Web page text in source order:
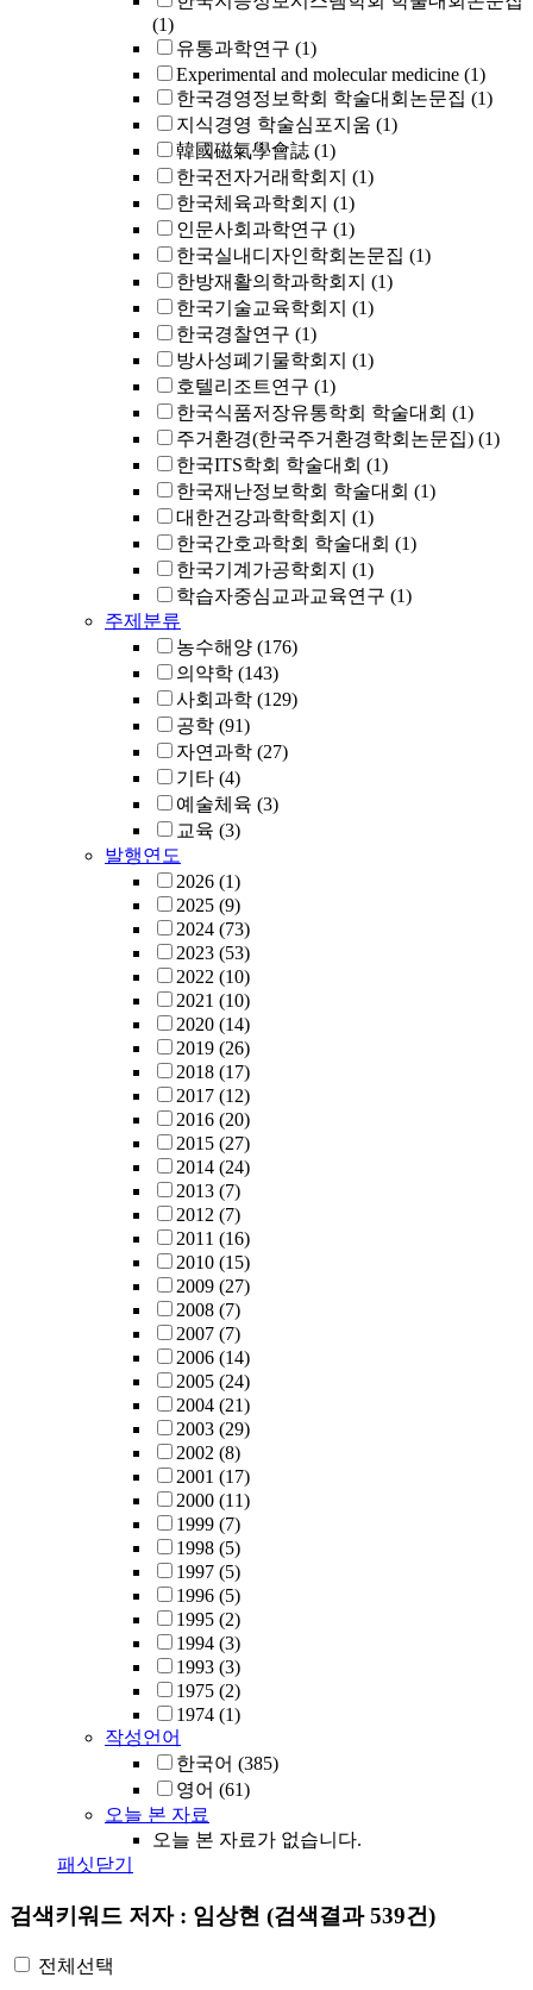
(1)
유통과학연구 (1)
Experimental and molecular medicine (1)
한국경영정보학회 학술대회논문집 (1)
지식경영 학술심포지움 (1)
韓國磁氣學會誌 (1)
한국전자거래학회지 (1)
한국체육과학회지 (1)
인문사회과학연구 (1)
한국실내디자인학회논문집 (1)
한방재활의학과학회지 (1)
한국기술교육학회지 (1)
한국경찰연구 (1)
방사성폐기물학회지 (1)
호텔리조트연구 (1)
한국식품저장유통학회 학술대회 (1)
주거환경(한국주거환경학회논문집) (1)
한국ITS학회 학술대회 (1)
한국재난정보학회 학술대회 (1)
대한건강과학학회지 (1)
한국간호과학회 학술대회 (1)
한국기계가공학회지 (1)
학습자중심교과교육연구 (1)
주제분류
농수해양 (176)
의약학 (143)
사회과학 (129)
공학 (91)
자연과학 (27)
기타 (4)
예술체육 (3)
교육 (3)
발행연도
2026 (1)
2025 (9)
2024 (73)
2023 (53)
2022 (10)
2021 (10)
2020 (14)
2019 (26)
2018 (17)
2017 (12)
2016 (20)
2015 (27)
2014 (24)
2013 (7)
2012 (7)
2011 (16)
2010 (15)
2009 (27)
2008 (7)
2007 (7)
2006 (14)
2005 (24)
2004 (21)
2003 (29)
2002 (8)
2001 (17)
2000 (11)
1999 (7)
1998 (5)
1997 (5)
1996 (5)
1995 (2)
1994 (3)
1993 (3)
1975 (2)
1974 (1)
작성언어
한국어 (385)
영어 (61)
오늘 본 자료
오늘 본 자료가 없습니다.
패싯닫기
검색키워드 저자 : 임상현 (검색결과 539건)
전체선택